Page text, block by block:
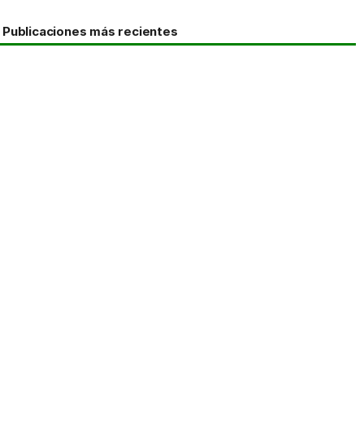
Publicaciones más recientes